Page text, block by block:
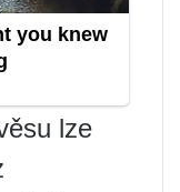
lze